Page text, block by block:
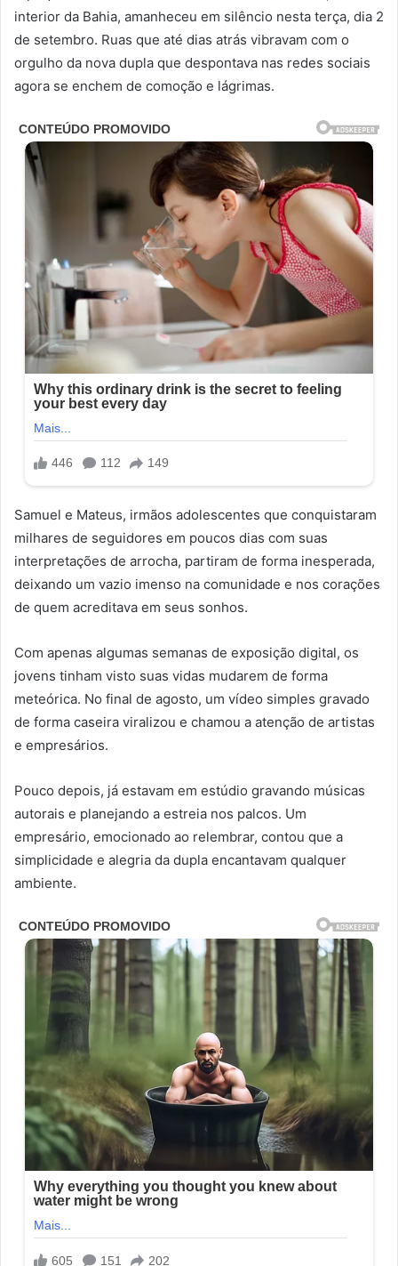
interior da Bahia, amanheceu em silêncio nesta terça, dia 2
de setembro. Ruas que até dias atrás vibravam com o
orgulho da nova dupla que despontava nas redes sociais
agora se enchem de comoção e lágrimas.
Samuel e Mateus, irmãos adolescentes que conquistaram
milhares de seguidores em poucos dias com suas
interpretações de arrocha, partiram de forma inesperada,
deixando um vazio imenso na comunidade e nos corações
de quem acreditava em seus sonhos.
Com apenas algumas semanas de exposição digital, os
jovens tinham visto suas vidas mudarem de forma
meteórica. No final de agosto, um vídeo simples gravado
de forma caseira viralizou e chamou a atenção de artistas
e empresários.
Pouco depois, já estavam em estúdio gravando músicas
autorais e planejando a estreia nos palcos. Um
empresário, emocionado ao relembrar, contou que a
simplicidade e alegria da dupla encantavam qualquer
ambiente.